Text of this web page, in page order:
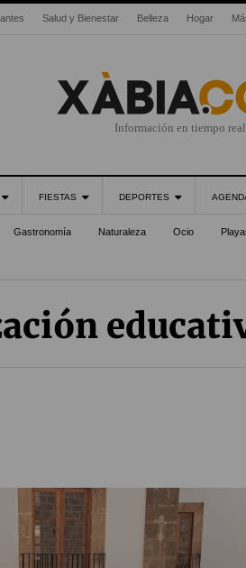
Salud y Bienestar Belleza Hogar
Información en tiempo real
FIESTAS DEPORTES
Gastronomía Naturaleza Ocio